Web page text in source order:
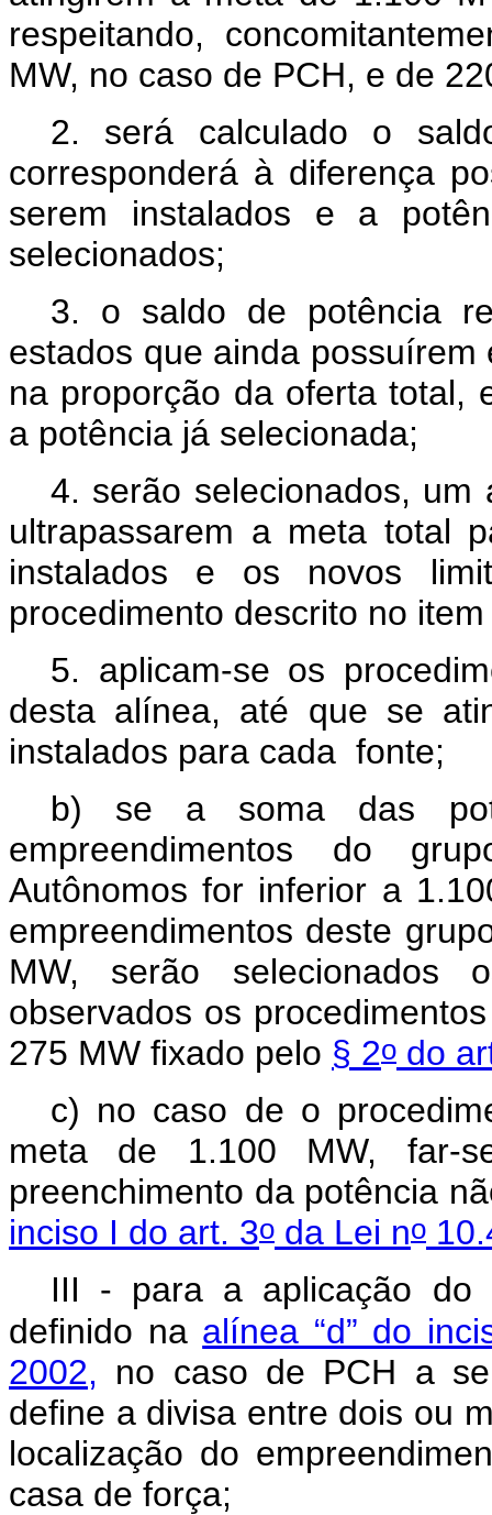
respeitando,
MW, no caso de PCH, e de
2. será calculado o
corresponderá à diferença
serem instalados e a
selecionados;
3. o saldo de potência
estados que ainda
na proporção da oferta total,
a potência já selecionada;
4. serão selecionados,
ultrapassarem a meta total
instalados e os novos
procedimento descrito no
5. aplicam-se os
desta alínea, até que se
instalados para cada fonte;
b) se a soma das
empreendimentos do
Autônomos for inferior a
empreendimentos deste
MW, serão
observados os
275 MW fixado pelo § 2o do
c) no caso de o
meta de 1.100 MW, far-
preenchimento da potência
inciso I do art. 3o da Lei no
III - para a aplicação do
definido na alínea “d” do
2002, no caso de PCH a
define a divisa entre dois ou
localização do
casa de força;